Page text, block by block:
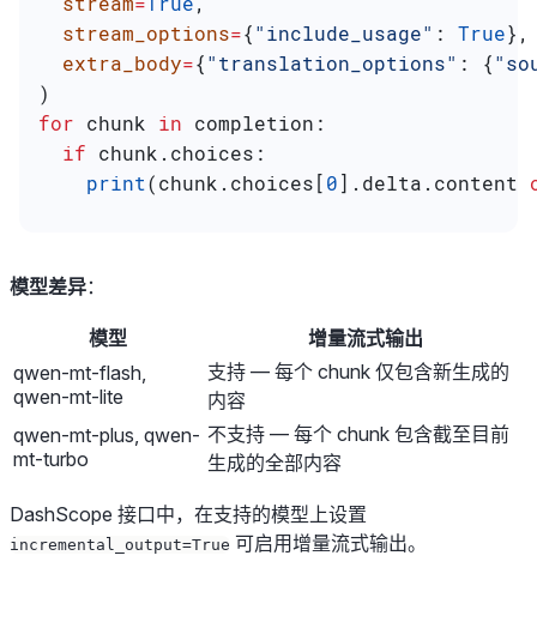
  stream_options
={"include_usage" : True},
  extra_body
={"translation_options" : {
)
for chunk in completion:
  if
chunk.choices:
    print
(chunk.choices[0].delta.content
模型差异：
模型
增量流式输出
qwen-mt-flash,
qwen-mt-lite
支持 — 每个 chunk 仅包含新生成的
内容
qwen-mt-plus, qwen-
mt-turbo
不支持 — 每个 chunk 包含截至目前
生成的全部内容
DashScope 接口中，在支持的模型上设置
incremental_output=True 可启用增量流式输出。